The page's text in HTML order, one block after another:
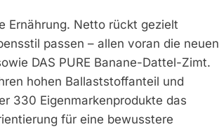
Ernährung. Netto rückt gezielt
passen – allen voran die neuen
DAS PURE Banane-Dattel-Zimt.
hohen Ballaststoffanteil und
330 Eigenmarkenprodukte das
für eine bewusstere